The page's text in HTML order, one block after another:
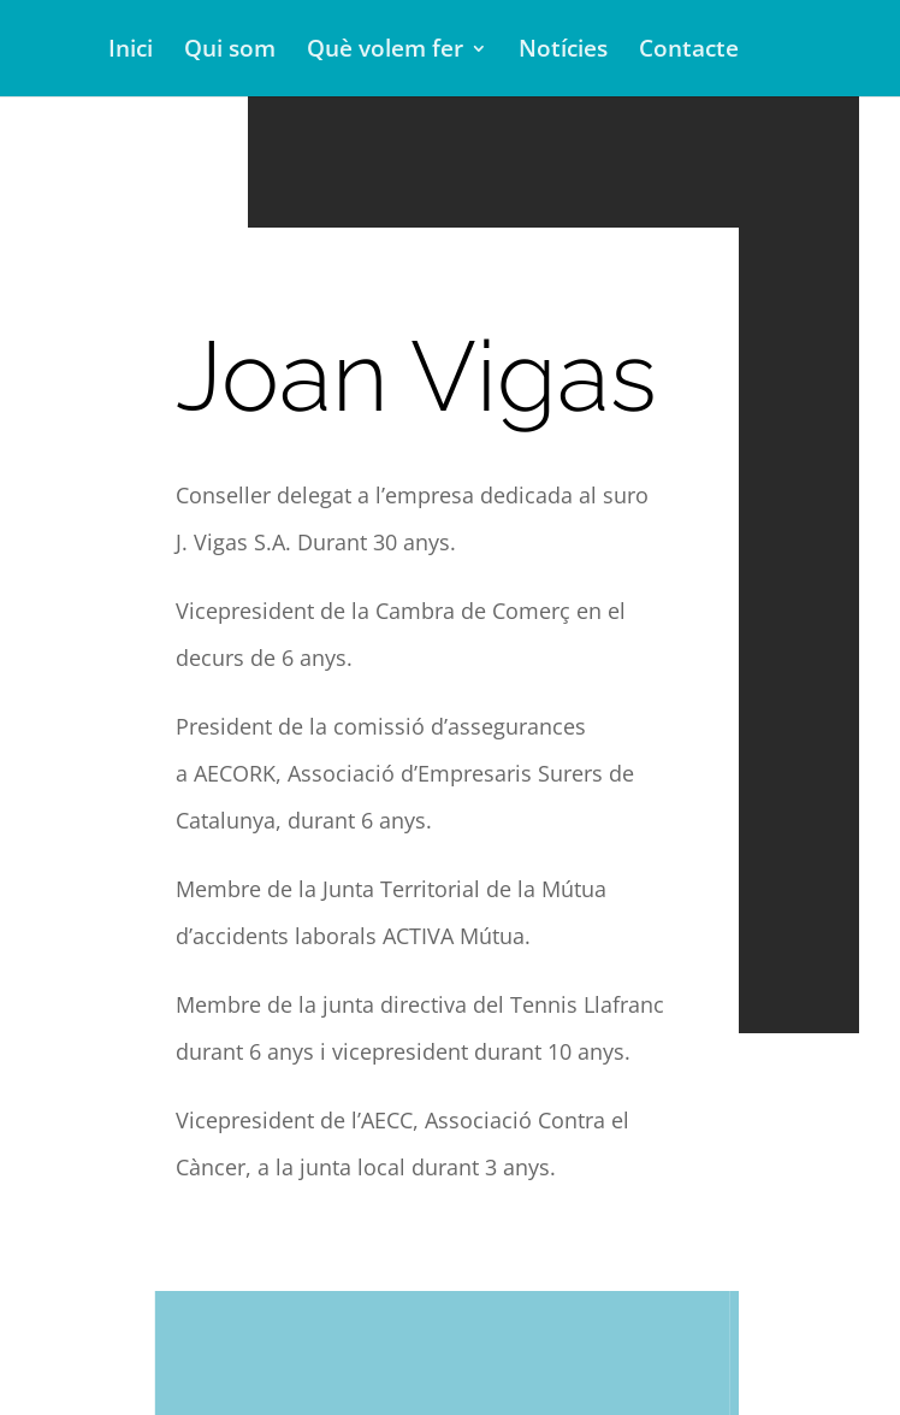
Inici Qui som Què volem fer Notícies Contacte
Joan Vigas
Conseller delegat a l’empresa dedicada al suro
J. Vigas S.A. Durant 30 anys.
Vicepresident de la Cambra de Comerç en el
decurs de 6 anys.
President de la comissió d’assegurances
a AECORK, Associació d’Empresaris Surers de
Catalunya, durant 6 anys.
Membre de la Junta Territorial de la Mútua
d’accidents laborals ACTIVA Mútua.
Membre de la junta directiva del Tennis Llafranc
durant 6 anys i vicepresident durant 10 anys.
Vicepresident de l’AECC, Associació Contra el
Càncer, a la junta local durant 3 anys.